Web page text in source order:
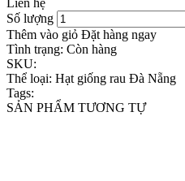
Số lượng
Thêm vào giỏ Đặt hàng ngay
Tình trạng: Còn hàng
SKU:
Thể loại: Hạt giống rau Đà Nẵng
Tags:
SẢN PHẨM TƯƠNG TỰ